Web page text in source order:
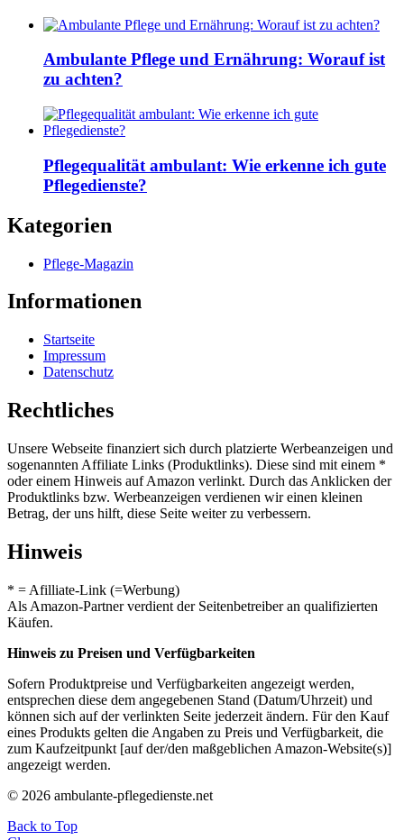
Ambulante Pflege und Ernährung: Worauf ist
zu achten?
Pflegequalität ambulant: Wie erkenne ich gute
Pflegedienste?
Kategorien
Pflege-Magazin
Informationen
Startseite
Impressum
Datenschutz
Rechtliches
Unsere Webseite finanziert sich durch platzierte Werbeanzeigen und
sogenannten Affiliate Links (Produktlinks). Diese sind mit einem *
oder einem Hinweis auf Amazon verlinkt. Durch das Anklicken der
Produktlinks bzw. Werbeanzeigen verdienen wir einen kleinen
Betrag, der uns hilft, diese Seite weiter zu verbessern.
Hinweis
* = Afilliate-Link (=Werbung)
Als Amazon-Partner verdient der Seitenbetreiber an qualifizierten
Käufen.
Hinweis zu Preisen und Verfügbarkeiten
Sofern Produktpreise und Verfügbarkeiten angezeigt werden,
entsprechen diese dem angegebenen Stand (Datum/Uhrzeit) und
können sich auf der verlinkten Seite jederzeit ändern. Für den Kauf
eines Produkts gelten die Angaben zu Preis und Verfügbarkeit, die
zum Kaufzeitpunkt [auf der/den maßgeblichen Amazon-Website(s)]
angezeigt werden.
© 2026 ambulante-pflegedienste.net
Back to Top